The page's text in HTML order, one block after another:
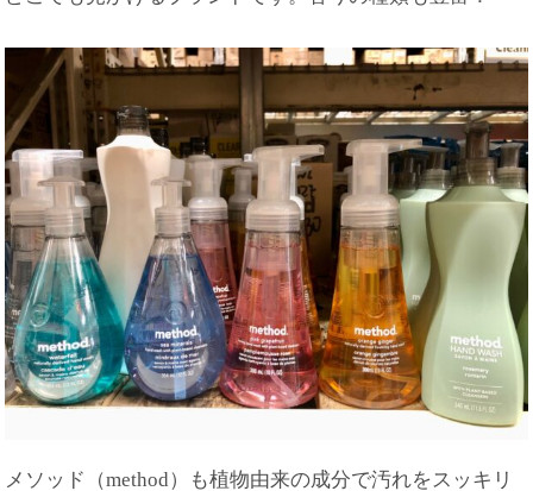
メソッド（method）も植物由来の成分で汚れをスッキリ